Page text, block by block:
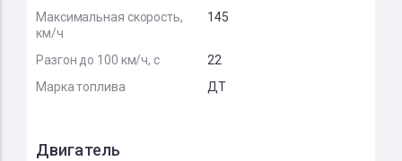
Максимальная скорость,
км/ч
145
Разгон до 100 км/ч, с
22
Марка топлива
ДТ
Двигатель